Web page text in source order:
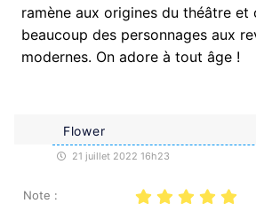
ramène aux origines du théâtre et
beaucoup des personnages aux
modernes. On adore à tout âge !
Flower
21 juillet 2022 16h23
Note :